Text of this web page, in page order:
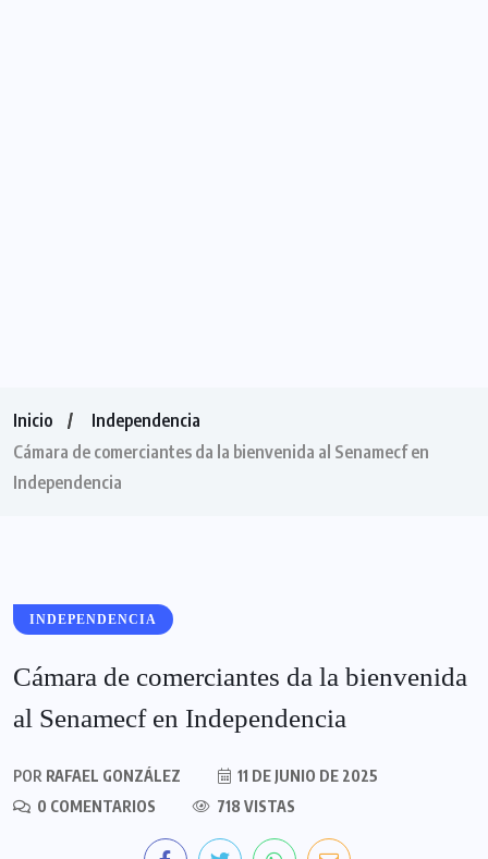
Inicio
Independencia
Cámara de comerciantes da la bienvenida al Senamecf en
Independencia
INDEPENDENCIA
Cámara de comerciantes da la bienvenida
al Senamecf en Independencia
POR RAFAEL GONZÁLEZ
11 DE JUNIO DE 2025
0 COMENTARIOS
718 VISTAS